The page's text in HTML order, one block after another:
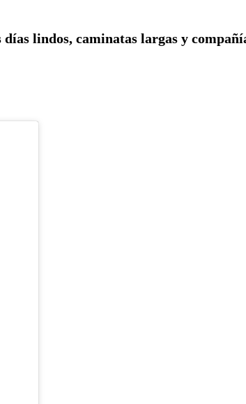
días lindos, caminatas largas y